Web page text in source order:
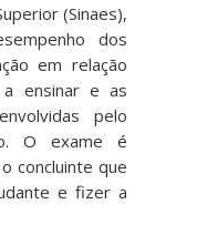
(Sinaes),
dos
em relação
ensinar e as
pelo
O exame é
concluinte que
e fizer a